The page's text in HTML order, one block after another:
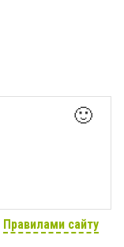
🙂
Правилами сайту